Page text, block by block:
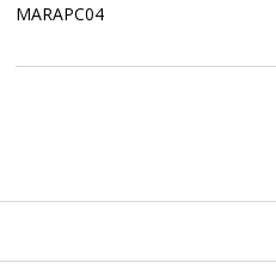
MARAPC04